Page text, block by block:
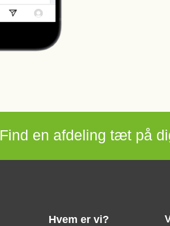
Find en afdeling tæt på
Hvem er vi?